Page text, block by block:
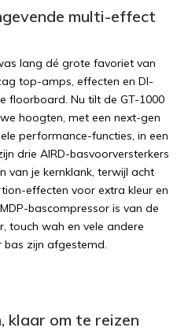
multi-effect
lang dé grote favoriet van
top-amps, effecten en DI-
floorboard. Nu tilt de GT-1000
hoogten, met een next-gen
performance-functies, in een
drie AIRD-basvoorversterkers
van je kernklank, terwijl acht
effecten voor extra kleur en
bascompressor is van de
touch wah en vele andere
zijn afgestemd.
klaar om te reizen